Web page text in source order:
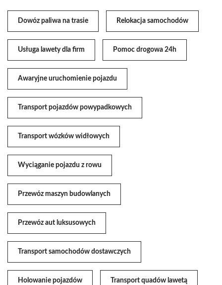
Dowóz paliwa na trasie Relokacja samochodów
Usługa lawety dla firm Pomoc drogowa 24h
Awaryjne uruchomienie pojazdu
Transport pojazdów powypadkowych
Transport wózków widłowych
Wyciąganie pojazdu z rowu
Przewóz maszyn budowlanych
Przewóz aut luksusowych
Transport samochodów dostawczych
Holowanie pojazdów Transport quadów lawetą